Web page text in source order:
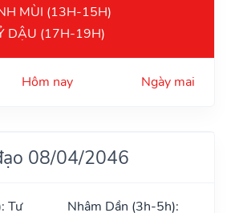
MÙI (13H-15H)
DẬU (17H-19H)
Hôm nay Ngày mai
08/04/2046
Tư
Nhâm Dần (3h-5h):